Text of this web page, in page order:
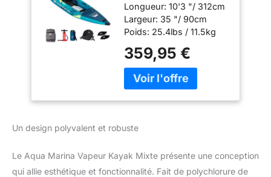
Adultes Unisexes
Longueur: 10'3 "/ 312cm
Largeur: 35 "/ 90cm
Poids: 25.4lbs / 11.5kg
242LBS / 110kg; Max.
Passagers: 1 Chambres
d'air: 2 + 1; Vannes de
359,95 €
Un design polyvalent et robuste
Le Aqua Marina Vapeur Kayak Mixte présente une conception
qui allie esthétique et fonctionnalité. Fait de polychlorure de